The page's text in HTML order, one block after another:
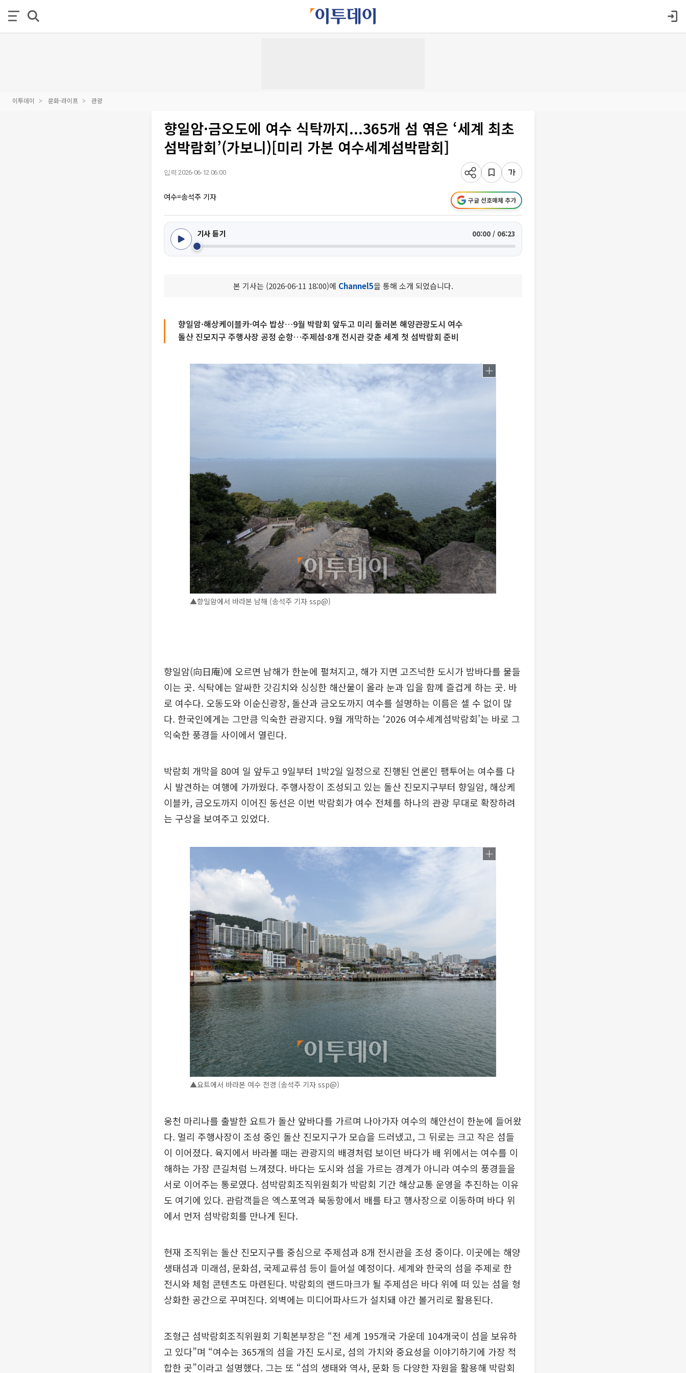
이투데이 문화·라이프 관광
향일암·금오도에 여수 식탁까지...365개 섬 엮은 ‘세계 최초
섬박람회’(가보니)[미리 가본 여수세계섬박람회]
입력 2026-06-12 06:00
여수=송석주 기자 구글 선호매체 추가
기사 듣기 00:00 / 06:23
본 기사는 (2026-06-11 18:00)에 Channel5을 통해 소개 되었습니다.
향일암·해상케이블카·여수 밥상…9월 박람회 앞두고 미리 둘러본 해양관광도시 여수
돌산 진모지구 주행사장 공정 순항…주제섬·8개 전시관 갖춘 세계 첫 섬박람회 준비
▲향일암에서 바라본 남해 (송석주 기자 ssp@)
향일암(向日庵)에 오르면 남해가 한눈에 펼쳐지고, 해가 지면 고즈넉한 도시가 밤바다를 물들
이는 곳. 식탁에는 알싸한 갓김치와 싱싱한 해산물이 올라 눈과 입을 함께 즐겁게 하는 곳. 바
로 여수다. 오동도와 이순신광장, 돌산과 금오도까지 여수를 설명하는 이름은 셀 수 없이 많
다. 한국인에게는 그만큼 익숙한 관광지다. 9월 개막하는 ‘2026 여수세계섬박람회’는 바로 그
익숙한 풍경들 사이에서 열린다.
박람회 개막을 80여 일 앞두고 9일부터 1박2일 일정으로 진행된 언론인 팸투어는 여수를 다
시 발견하는 여행에 가까웠다. 주행사장이 조성되고 있는 돌산 진모지구부터 향일암, 해상케
이블카, 금오도까지 이어진 동선은 이번 박람회가 여수 전체를 하나의 관광 무대로 확장하려
는 구상을 보여주고 있었다.
▲요트에서 바라본 여수 전경 (송석주 기자 ssp@)
웅천 마리나를 출발한 요트가 돌산 앞바다를 가르며 나아가자 여수의 해안선이 한눈에 들어왔
다. 멀리 주행사장이 조성 중인 돌산 진모지구가 모습을 드러냈고, 그 뒤로는 크고 작은 섬들
이 이어졌다. 육지에서 바라볼 때는 관광지의 배경처럼 보이던 바다가 배 위에서는 여수를 이
해하는 가장 큰길처럼 느껴졌다. 바다는 도시와 섬을 가르는 경계가 아니라 여수의 풍경들을
서로 이어주는 통로였다. 섬박람회조직위원회가 박람회 기간 해상교통 운영을 추진하는 이유
도 여기에 있다. 관람객들은 엑스포역과 북동항에서 배를 타고 행사장으로 이동하며 바다 위
에서 먼저 섬박람회를 만나게 된다.
현재 조직위는 돌산 진모지구를 중심으로 주제섬과 8개 전시관을 조성 중이다. 이곳에는 해양
생태섬과 미래섬, 문화섬, 국제교류섬 등이 들어설 예정이다. 세계와 한국의 섬을 주제로 한
전시와 체험 콘텐츠도 마련된다. 박람회의 랜드마크가 될 주제섬은 바다 위에 떠 있는 섬을 형
상화한 공간으로 꾸며진다. 외벽에는 미디어파사드가 설치돼 야간 볼거리로 활용된다.
조형근 섬박람회조직위원회 기획본부장은 “전 세계 195개국 가운데 104개국이 섬을 보유하
고 있다”며 “여수는 365개의 섬을 가진 도시로, 섬의 가치와 중요성을 이야기하기에 가장 적
합한 곳”이라고 설명했다. 그는 또 “섬의 생태와 역사, 문화 등 다양한 자원을 활용해 박람회